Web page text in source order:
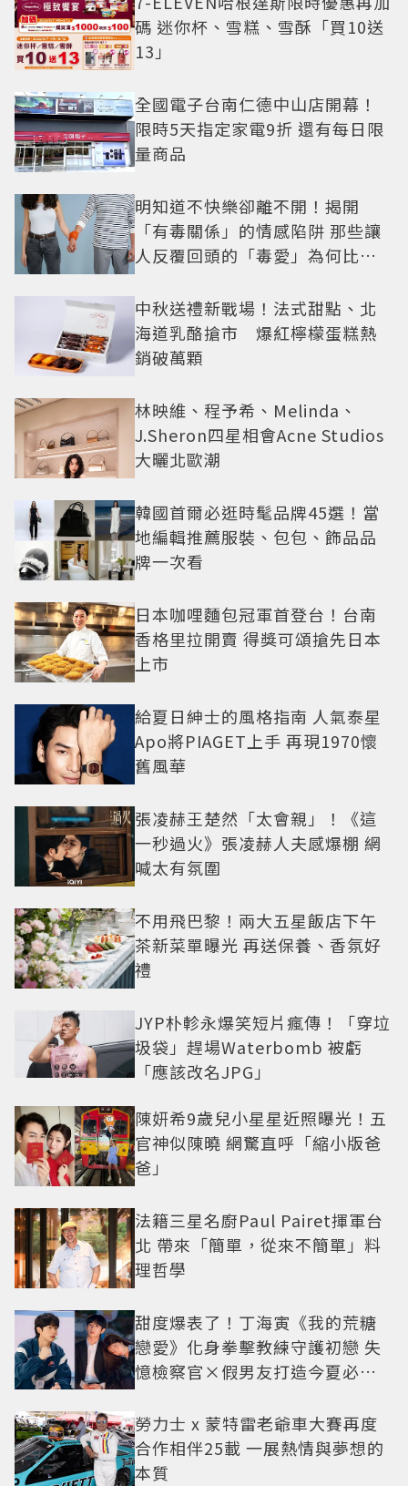
碼 迷你杯、雪糕、雪酥「買10送
13」
全國電子台南仁德中山店開幕！
限時5天指定家電9折 還有每日限
量商品
明知道不快樂卻離不開！揭開
「有毒關係」的情感陷阱 那些讓
人反覆回頭的「毒愛」為何比菸
中秋送禮新戰場！法式甜點、北
海道乳酪搶市 爆紅檸檬蛋糕熱
銷破萬顆
林映維、程予希、Melinda、
J.Sheron四星相會Acne Studios
大曬北歐潮
韓國首爾必逛時髦品牌45選！當
地編輯推薦服裝、包包、飾品品
牌一次看
日本咖哩麵包冠軍首登台！台南
香格里拉開賣 得獎可頌搶先日本
上市
給夏日紳士的風格指南 人氣泰星
Apo將PIAGET上手 再現1970懷
舊風華
張凌赫王楚然「太會親」！《這
一秒過火》張凌赫人夫感爆棚 網
喊太有氛圍
不用飛巴黎！兩大五星飯店下午
茶新菜單曝光 再送保養、香氛好
禮
JYP朴軫永爆笑短片瘋傳！「穿垃
圾袋」趕場Waterbomb 被虧
「應該改名JPG」
陳妍希9歲兒小星星近照曝光！五
官神似陳曉 網驚直呼「縮小版爸
爸」
法籍三星名廚Paul Pairet揮軍台
北 帶來「簡單，從來不簡單」料
理哲學
甜度爆表了！丁海寅《我的荒糖
戀愛》化身拳擊教練守護初戀 失
憶檢察官×假男友打造今夏必看
勞力士 x 蒙特雷老爺車大賽再度
合作相伴25載 一展熱情與夢想的
本質